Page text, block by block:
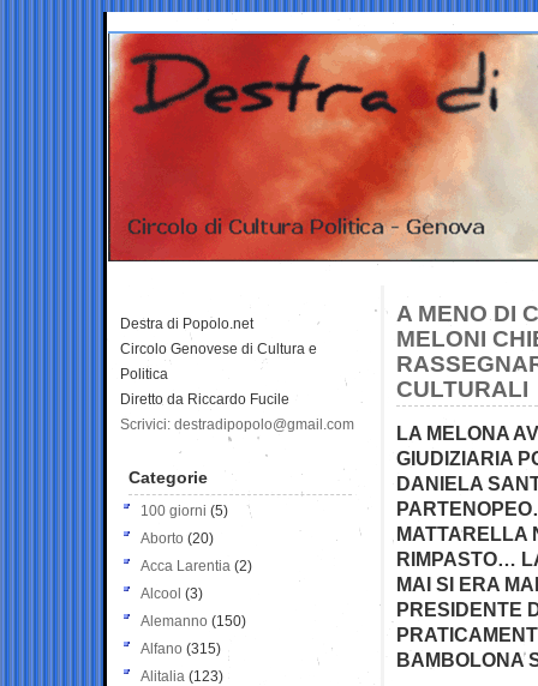
A MENO DI
MELONI
CULTURALI
LA MELONA
GIUDIZIARIA
DANIELA
MATTARELLA
RIMPASTO…
MAI SI ERA
PRESIDENTE
BAMBOLONA
Destra di Popolo.net
Circolo Genovese di Cultura e
Politica
Diretto da Riccardo Fucile
Scrivici: destradipopolo@gmail.com
Categorie
100 giorni (5)
Aborto (20)
Acca Larentia (2)
Alcool (3)
Alemanno (150)
Alfano (315)
Alitalia (123)